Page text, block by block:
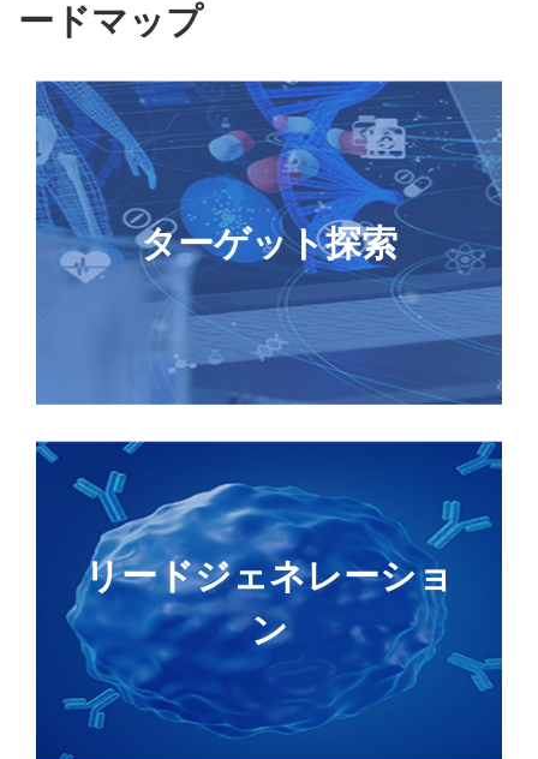
ードマップ
ターゲット探索
GenTitanオリゴプール合成New
CRISPR gRNAライブラリー
レンチウイルスパッケージングアップグレード
CellPower™アッセイ細胞株構築
ネオアンチゲンペプチド合成
リードジェネレーショ
ン
抗原合成
GenExact™ ssDNAによるトランスジェニックモ
デル作製
MonoRab™-B細胞クローニング
アップグレード
Beacon-シングルB細胞ソーティング アップグレード
抗体シークエンシング（サンガーおよびNGS）
ップグレード